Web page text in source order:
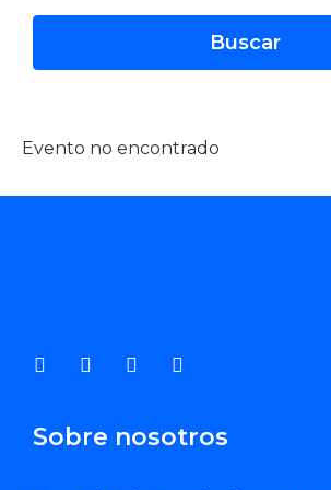
Evento no encontrado
Sobre nosotros